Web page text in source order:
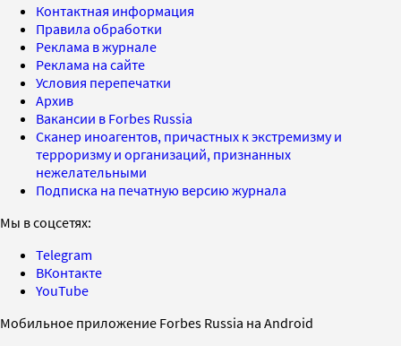
Контактная информация
Правила обработки
Реклама в журнале
Реклама на сайте
Условия перепечатки
Архив
Вакансии в Forbes Russia
Сканер иноагентов, причастных к экстремизму и
терроризму и организаций, признанных
нежелательными
Подписка на печатную версию журнала
Мы в соцсетях:
Telegram
ВКонтакте
YouTube
Мобильное приложение Forbes Russia на Android